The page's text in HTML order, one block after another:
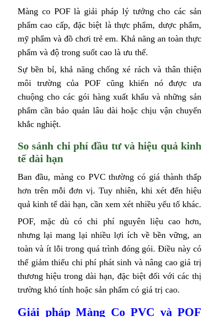
Màng co POF là giải pháp lý tưởng cho các sản
phẩm cao cấp, đặc biệt là thực phẩm, dược phẩm,
mỹ phẩm và đồ chơi trẻ em. Khả năng an toàn thực
phẩm và độ trong suốt cao là ưu thế.
Sự bền bỉ, khả năng chống xé rách và thân thiện
môi trường của POF cũng khiến nó được ưa
chuộng cho các gói hàng xuất khẩu và những sản
phẩm cần bảo quản lâu dài hoặc chịu vận chuyển
khắc nghiệt.
So sánh chi phí đầu tư và hiệu quả kinh
tế dài hạn
Ban đầu, màng co PVC thường có giá thành thấp
hơn trên mỗi đơn vị. Tuy nhiên, khi xét đến hiệu
quả kinh tế dài hạn, cần xem xét nhiều yếu tố khác.
POF, mặc dù có chi phí nguyên liệu cao hơn,
nhưng lại mang lại nhiều lợi ích về bền vững, an
toàn và ít lỗi trong quá trình đóng gói. Điều này có
thể giảm thiểu chi phí phát sinh và nâng cao giá trị
thương hiệu trong dài hạn, đặc biệt đối với các thị
trường khó tính hoặc sản phẩm có giá trị cao.
Giải pháp Màng Co PVC và POF